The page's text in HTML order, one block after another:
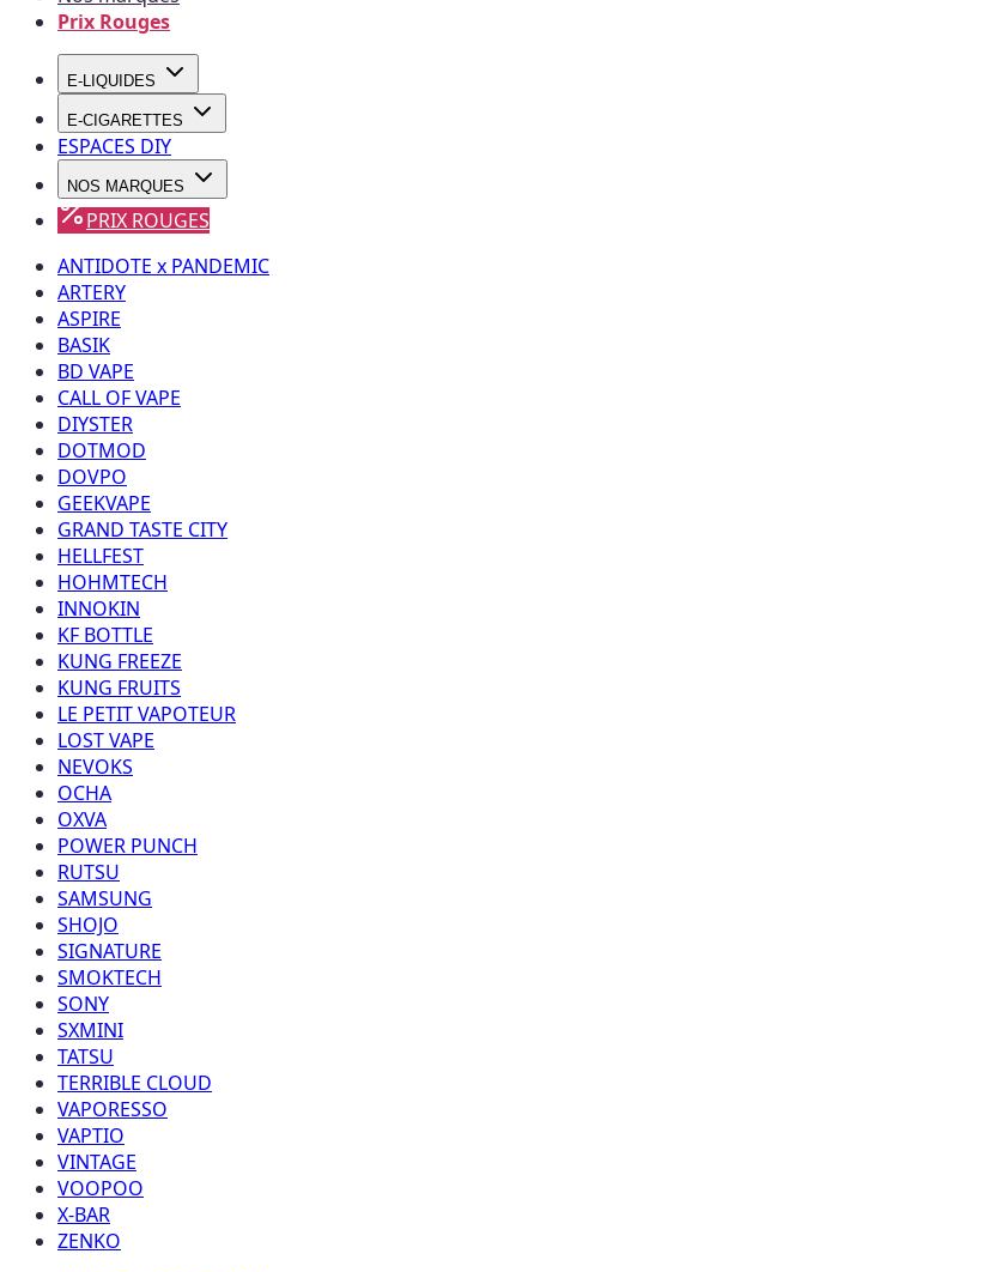
Prix Rouges
E-LIQUIDES
E-CIGARETTES
ESPACES DIY
NOS MARQUES
PRIX ROUGES
ANTIDOTE x PANDEMIC
ARTERY
ASPIRE
BASIK
BD VAPE
CALL OF VAPE
DIYSTER
DOTMOD
DOVPO
GEEKVAPE
GRAND TASTE CITY
HELLFEST
HOHMTECH
INNOKIN
KF BOTTLE
KUNG FREEZE
KUNG FRUITS
LE PETIT VAPOTEUR
LOST VAPE
NEVOKS
OCHA
OXVA
POWER PUNCH
RUTSU
SAMSUNG
SHOJO
SIGNATURE
SMOKTECH
SONY
SXMINI
TATSU
TERRIBLE CLOUD
VAPORESSO
VAPTIO
VINTAGE
VOOPOO
X-BAR
ZENKO